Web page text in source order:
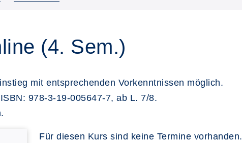
(4. Sem.)
mit entsprechenden Vorkenntnissen möglich.
978-3-19-005647-7, ab L. 7/8.
Für diesen Kurs sind keine Termine vorhanden.